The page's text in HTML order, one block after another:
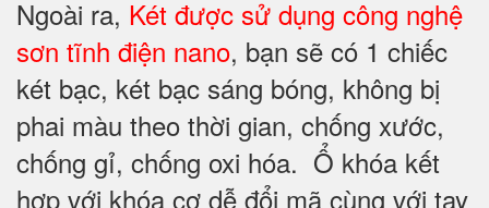
Ngoài ra, Két được sử dụng công nghệ
sơn tĩnh điện nano, bạn sẽ có 1 chiếc
két bạc, két bạc sáng bóng, không bị
phai màu theo thời gian, chống xước,
chống gỉ, chống oxi hóa. Ổ khóa kết
hợp với khóa cơ dễ đổi mã cùng với tay